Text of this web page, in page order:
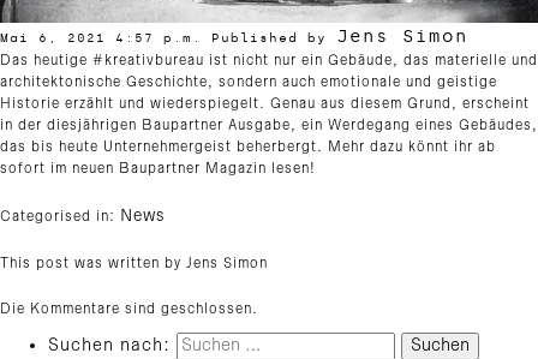
Mai 6, 2021 4:57 p.m. Published by Jens Simon
Das heutige #kreativbureau ist nicht nur ein Gebäude, das materielle und
architektonische Geschichte, sondern auch emotionale und geistige
Historie erzählt und wiederspiegelt. Genau aus diesem Grund, erscheint
in der diesjährigen Baupartner Ausgabe, ein Werdegang eines Gebäudes,
das bis heute Unternehmergeist beherbergt. Mehr dazu könnt ihr ab
sofort im neuen Baupartner Magazin lesen!
Categorised in: News
This post was written by Jens Simon
Die Kommentare sind geschlossen.
Suchen nach: